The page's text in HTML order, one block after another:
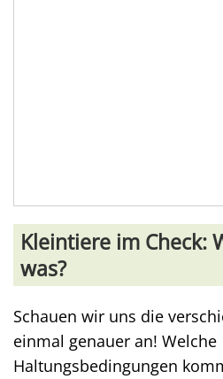
Kleintiere im Check:
was?
Schauen wir uns die
einmal genauer an! Welche
Haltungsbedingungen